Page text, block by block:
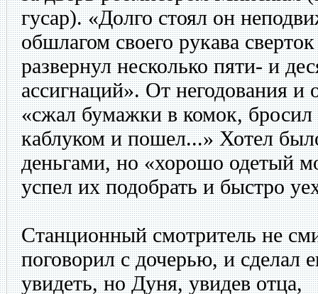
гусар). «Долго стоял он
обшлагом своего рукава
развернул несколько пяти- и
ассигнаций». От негодования и
«сжал бумажки в комок, бросил
каблуком и пошел...» Хотел
деньгами, но «хорошо одетый
успел их подобрать и быстро
Станционный смотритель не
поговорил с дочерью, и сделал
увидеть, но Дуня, увидев отца,